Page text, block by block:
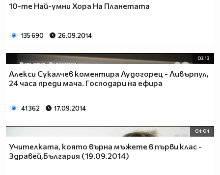
10-те Най-умни Хора На Планетата
135 690 26.09.2014
03:13
Алекси Сукалчев коментира Лудогорец - Ливърпул,
24 часа преди мача. Господари на ефира
41 362 17.09.2014
04:04
Учителката, която върна мъжете в първи клас -
Здравей,България (19.09.2014)